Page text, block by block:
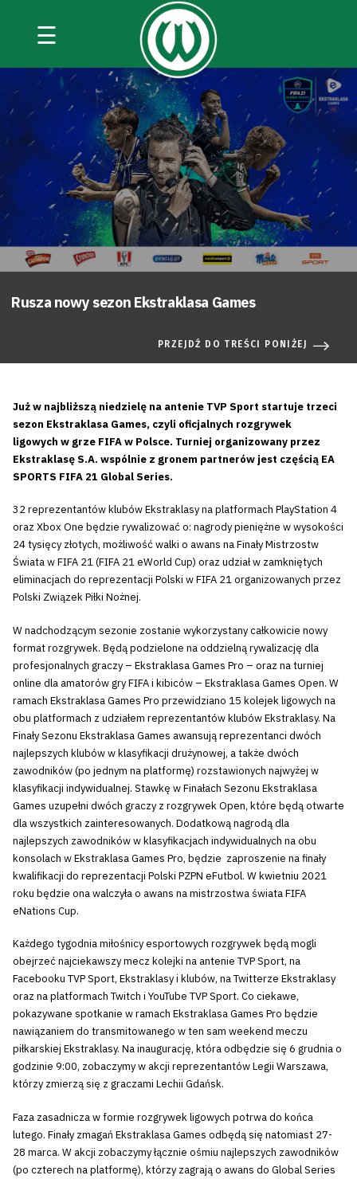
☰
Rusza nowy sezon Ekstraklasa Games
PRZEJDŹ DO TREŚCI PONIŻEJ
Już w najbliższą niedzielę na antenie TVP Sport startuje trzeci
sezon Ekstraklasa Games, czyli oficjalnych rozgrywek
ligowych w grze FIFA w Polsce. Turniej organizowany przez
Ekstraklasę S.A. wspólnie z gronem partnerów jest częścią EA
SPORTS FIFA 21 Global Series.
32 reprezentantów klubów Ekstraklasy na platformach PlayStation 4
oraz Xbox One będzie rywalizować o: nagrody pieniężne w wysokości
24 tysięcy złotych, możliwość walki o awans na Finały Mistrzostw
Świata w FIFA 21 (FIFA 21 eWorld Cup) oraz udział w zamkniętych
eliminacjach do reprezentacji Polski w FIFA 21 organizowanych przez
Polski Związek Piłki Nożnej.
W nadchodzącym sezonie zostanie wykorzystany całkowicie nowy
format rozgrywek. Będą podzielone na oddzielną rywalizację dla
profesjonalnych graczy – Ekstraklasa Games Pro – oraz na turniej
online dla amatorów gry FIFA i kibiców – Ekstraklasa Games Open. W
ramach Ekstraklasa Games Pro przewidziano 15 kolejek ligowych na
obu platformach z udziałem reprezentantów klubów Ekstraklasy. Na
Finały Sezonu Ekstraklasa Games awansują reprezentanci dwóch
najlepszych klubów w klasyfikacji drużynowej, a także dwóch
zawodników (po jednym na platformę) rozstawionych najwyżej w
klasyfikacji indywidualnej. Stawkę w Finałach Sezonu Ekstraklasa
Games uzupełni dwóch graczy z rozgrywek Open, które będą otwarte
dla wszystkich zainteresowanych. Dodatkową nagrodą dla
najlepszych zawodników w klasyfikacjach indywidualnych na obu
konsolach w Ekstraklasa Games Pro, będzie zaproszenie na finały
kwalifikacji do reprezentacji Polski PZPN eFutbol. W kwietniu 2021
roku będzie ona walczyła o awans na mistrzostwa świata FIFA
eNations Cup.
Każdego tygodnia miłośnicy esportowych rozgrywek będą mogli
obejrzeć najciekawszy mecz kolejki na antenie TVP Sport, na
Facebooku TVP Sport, Ekstraklasy i klubów, na Twitterze Ekstraklasy
oraz na platformach Twitch i YouTube TVP Sport. Co ciekawe,
pokazywane spotkanie w ramach Ekstraklasa Games Pro będzie
nawiązaniem do transmitowanego w ten sam weekend meczu
piłkarskiej Ekstraklasy. Na inaugurację, która odbędzie się 6 grudnia o
godzinie 9:00, zobaczymy w akcji reprezentantów Legii Warszawa,
którzy zmierzą się z graczami Lechii Gdańsk.
Faza zasadnicza w formie rozgrywek ligowych potrwa do końca
lutego. Finały zmagań Ekstraklasa Games odbędą się natomiast 27-
28 marca. W akcji zobaczymy łącznie ośmiu najlepszych zawodników
(po czterech na platformę), którzy zagrają o awans do Global Series